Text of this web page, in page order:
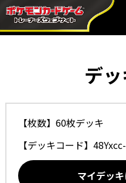
デ
【枚数】60枚デッキ
【デッキコード】
マイデッ